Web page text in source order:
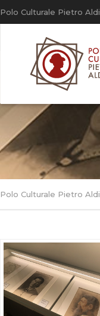
Polo Culturale Pietro Aldi
Polo Culturale Pietro Aldi